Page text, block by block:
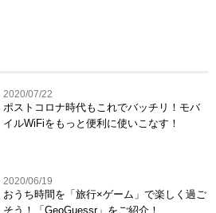
2020/07/22
ポストコロナ時代もこれでバッチリ！モバ
イルWiFiをもっと便利に使いこなす！
2020/06/19
おうち時間を「旅行×ゲーム」で楽しく過ご
そう！「GeoGuessr」をご紹介！